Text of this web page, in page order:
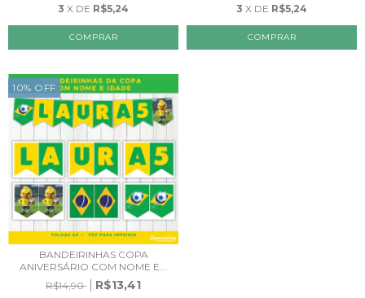
3 X DE R$5,24 3 X DE R$5,24
10% OFF
BANDEIRINHAS COPA
ANIVERSÁRIO COM NOME E...
R$14,90
R$13,41